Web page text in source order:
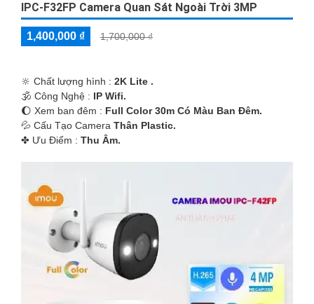
IPC-F32FP Camera Quan Sát Ngoài Trời 3MP
1,400,000 ₫ 1,700,000 ₫
🔆 Chất lượng hình : 2K Lite .
🕉️ Công Nghệ : IP Wifi.
🌔 Xem ban đêm : Full Color 30m Có Màu Ban Ðêm.
💦 Cấu Tạo Camera Thân Plastic.
️✤ Ưu Điểm : Thu Âm.